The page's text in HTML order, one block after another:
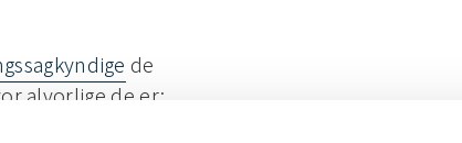
de
alvorlige de er: